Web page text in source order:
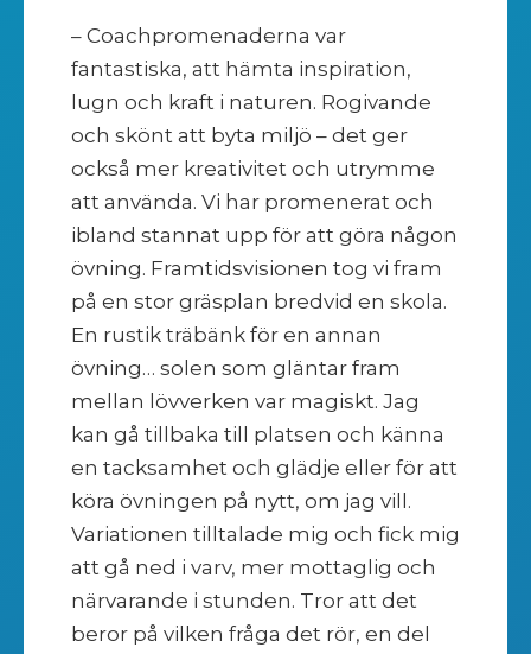
– Coachpromenaderna var
fantastiska, att hämta inspiration,
lugn och kraft i naturen. Rogivande
och skönt att byta miljö – det ger
också mer kreativitet och utrymme
att använda. Vi har promenerat och
ibland stannat upp för att göra någon
övning. Framtidsvisionen tog vi fram
på en stor gräsplan bredvid en skola.
En rustik träbänk för en annan
övning… solen som gläntar fram
mellan lövverken var magiskt. Jag
kan gå tillbaka till platsen och känna
en tacksamhet och glädje eller för att
köra övningen på nytt, om jag vill.
Variationen tilltalade mig och fick mig
att gå ned i varv, mer mottaglig och
närvarande i stunden. Tror att det
beror på vilken fråga det rör, en del